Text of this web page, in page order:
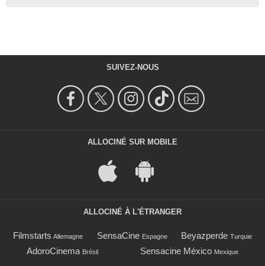
SUIVEZ-NOUS
ALLOCINÉ SUR MOBILE
ALLOCINÉ À L'ÉTRANGER
Filmstarts Allemagne SensaCine Espagne Beyazperde Turquie
AdoroCinema Brésil Sensacine México Mexique